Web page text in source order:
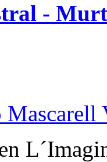
-
Mascarell